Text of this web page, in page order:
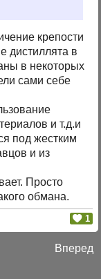
крепости
дистиллята в
в некоторых
сами себе
и т.д.и
под жестким
и из
Просто
обмана.
1
Вперед